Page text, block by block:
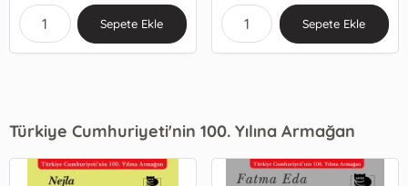
Sepete Ekle Sepete Ekle
Türkiye Cumhuriyeti'nin 100. Yılına Armağan